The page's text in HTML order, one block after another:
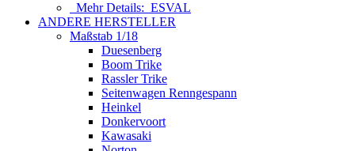
Mehr Details: ESVAL
ANDERE HERSTELLER
Maßstab 1/18
Duesenberg
Boom Trike
Rassler Trike
Seitenwagen Renngespann
Heinkel
Donkervoort
Kawasaki